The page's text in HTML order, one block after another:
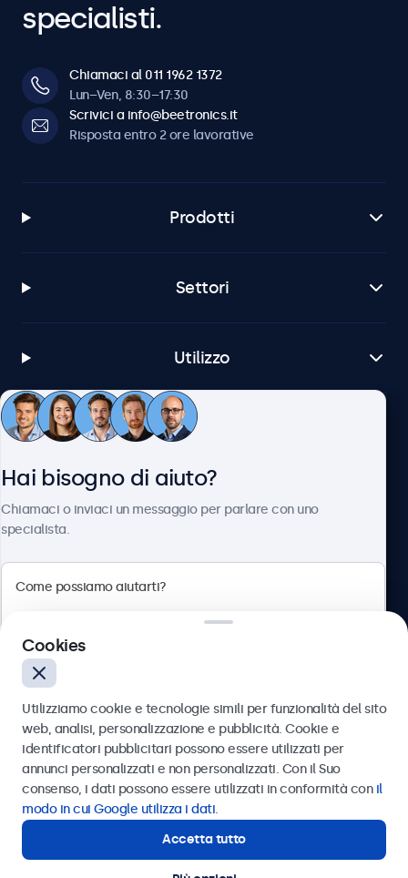
specialisti.
Chiamaci al 011 1962 1372
Lun–Ven, 8:30–17:30
Scrivici a info@beetronics.it
Risposta entro 2 ore lavorative
Prodotti
Settori
Utilizzo
Servizio Clienti
Italiano
Hai bisogno di aiuto?
Chiamaci o inviaci un messaggio per parlare con uno
specialista.
Inviare
Oppure chiamaci al
Contatta i nostri esperti
Cookies
Utilizziamo cookie e tecnologie simili per funzionalità del sito
web, analisi, personalizzazione e pubblicità. Cookie e
identificatori pubblicitari possono essere utilizzati per
annunci personalizzati e non personalizzati. Con il Suo
consenso, i dati possono essere utilizzati in conformità con il
modo in cui Google utilizza i dati.
Accetta tutto